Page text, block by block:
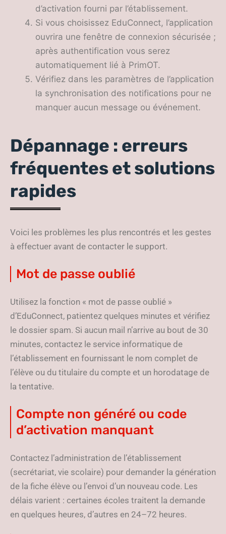
d’activation fourni par l’établissement.
Si vous choisissez EduConnect, l’application
ouvrira une fenêtre de connexion sécurisée ;
après authentification vous serez
automatiquement lié à PrimOT.
Vérifiez dans les paramètres de l’application
la synchronisation des notifications pour ne
manquer aucun message ou événement.
Dépannage : erreurs
fréquentes et solutions
rapides
Voici les problèmes les plus rencontrés et les gestes
à effectuer avant de contacter le support.
Mot de passe oublié
Utilisez la fonction « mot de passe oublié »
d’EduConnect, patientez quelques minutes et vérifiez
le dossier spam. Si aucun mail n’arrive au bout de 30
minutes, contactez le service informatique de
l’établissement en fournissant le nom complet de
l’élève ou du titulaire du compte et un horodatage de
la tentative.
Compte non généré ou code
d’activation manquant
Contactez l’administration de l’établissement
(secrétariat, vie scolaire) pour demander la génération
de la fiche élève ou l’envoi d’un nouveau code. Les
délais varient : certaines écoles traitent la demande
en quelques heures, d’autres en 24–72 heures.